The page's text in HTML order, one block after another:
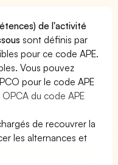
de l'activité
sont définis par
pour ce code APE.
Vous pouvez
pour le code APE
du code APE
de recouvrer la
les alternances et